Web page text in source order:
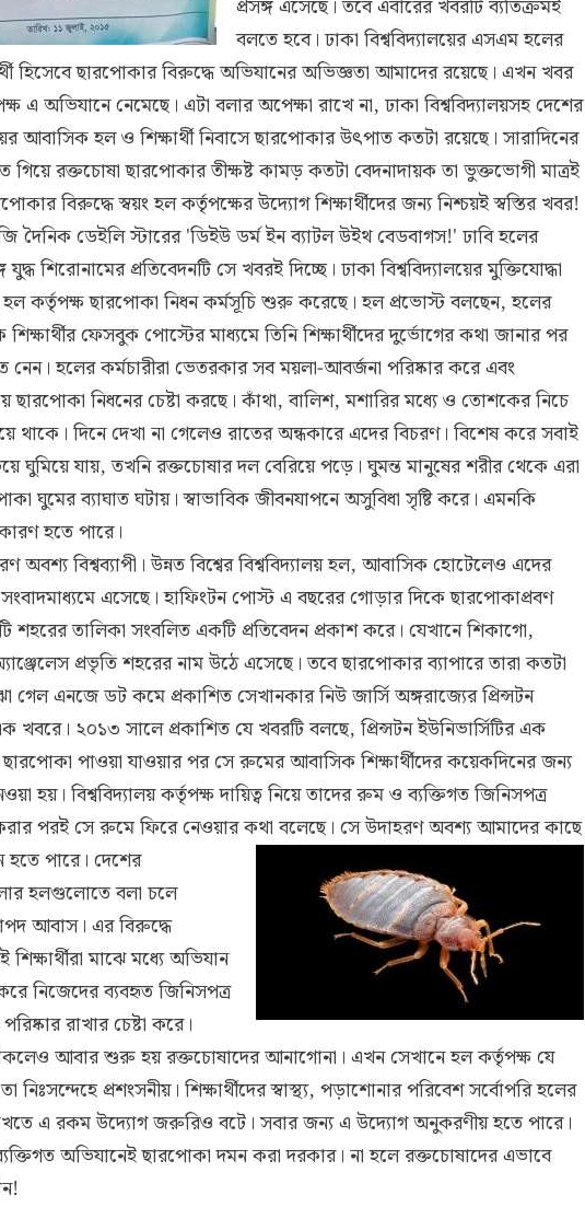
প্রসঙ্গ এসেছে। তবে এবারের খবরটি ব্যতিক্রমই
বলতে হবে। ঢাকা বিশ্ববিদ্যালয়ের এসএম হলের
হিসেবে ছারপোকার বিরুদ্ধে অভিযানের অভিজ্ঞতা আমাদের রয়েছে। এখন খবর
এ অভিযানে নেমেছে। এটা বলার অপেক্ষা রাখে না, ঢাকা বিশ্ববিদ্যালয়সহ দেশের
আবাসিক হল ও শিক্ষার্থী নিবাসে ছারপোকার উৎপাত কতটা রয়েছে। সারাদিনের
গিয়ে রক্তচোষা ছারপোকার তীক্ষষ্ট কামড় কতটা বেদনাদায়ক তা ভুক্তভোগী মাত্রই
বিরুদ্ধে স্বয়ং হল কর্তৃপক্ষের উদ্যোগ শিক্ষার্থীদের জন্য নিশ্চয়ই স্বস্তির খবর!
দৈনিক ডেইলি স্টারের 'ডিইউ ডর্ম ইন ব্যাটল উইথ বেডবাগস!' ঢাবি হলের
শিরোনামের প্রতিবেদনটি সে খবরই দিচ্ছে। ঢাকা বিশ্ববিদ্যালয়ের মুক্তিযোদ্ধা
কর্তৃপক্ষ ছারপোকা নিধন কর্মসূচি শুরু করেছে। হল প্রভোস্ট বলছেন, হলের
ফেসবুক পোস্টের মাধ্যমে তিনি শিক্ষার্থীদের দুর্ভোগের কথা জানার পর
নেন। হলের কর্মচারীরা ভেতরকার সব ময়লা-আবর্জনা পরিষ্কার করে এবং
ছারপোকা নিধনের চেষ্টা করছে। কাঁথা, বালিশ, মশারির মধ্যে ও তোশকের নিচে
থাকে। দিনে দেখা না গেলেও রাতের অন্ধকারে এদের বিচরণ। বিশেষ করে সবাই
ঘুমিয়ে যায়, তখনি রক্তচোষার দল বেরিয়ে পড়ে। ঘুমন্ত মানুষের শরীর থেকে এরা
ঘুমের ব্যাঘাত ঘটায়। স্বাভাবিক জীবনযাপনে অসুবিধা সৃষ্টি করে। এমনকি
হতে পারে।
অবশ্য বিশ্বব্যাপী। উন্নত বিশ্বের বিশ্ববিদ্যালয় হল, আবাসিক হোটেলেও এদের
এসেছে। হাফিংটন পোস্ট এ বছরের গোড়ার দিকে ছারপোকাপ্রবণ
শহরের তালিকা সংবলিত একটি প্রতিবেদন প্রকাশ করে। যেখানে শিকাগো,
প্রভৃতি শহরের নাম উঠে এসেছে। তবে ছারপোকার ব্যাপারে তারা কতটা
গেল এনজে ডট কমে প্রকাশিত সেখানকার নিউ জার্সি অঙ্গরাজ্যের প্রিন্সটন
খবরে। ২০১৩ সালে প্রকাশিত যে খবরটি বলছে, প্রিন্সটন ইউনিভার্সিটির এক
পাওয়া যাওয়ার পর সে রুমের আবাসিক শিক্ষার্থীদের কয়েকদিনের জন্য
হয়। বিশ্ববিদ্যালয় কর্তৃপক্ষ দায়িত্ব নিয়ে তাদের রুম ও ব্যক্তিগত জিনিসপত্র
পরই সে রুমে ফিরে নেওয়ার কথা বলেছে। সে উদাহরণ অবশ্য আমাদের কাছে
হতে পারে। দেশের
হলগুলোতে বলা চলে
আবাস। এর বিরুদ্ধে
শিক্ষার্থীরা মাঝে মধ্যে অভিযান
নিজেদের ব্যবহৃত জিনিসপত্র
রাখার চেষ্টা করে।
আবার শুরু হয় রক্তচোষাদের আনাগোনা। এখন সেখানে হল কর্তৃপক্ষ যে
নিঃসন্দেহে প্রশংসনীয়। শিক্ষার্থীদের স্বাস্থ্য, পড়াশোনার পরিবেশ সর্বোপরি হলের
এ রকম উদ্যোগ জরুরিও বটে। সবার জন্য এ উদ্যোগ অনুকরণীয় হতে পারে।
অভিযানেই ছারপোকা দমন করা দরকার। না হলে রক্তচোষাদের এভাবে